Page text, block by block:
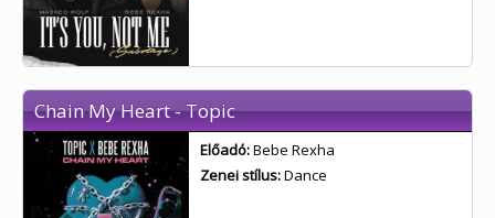
Chain My Heart - Topic
Előadó:Bebe Rexha
Zenei stílus:Dance